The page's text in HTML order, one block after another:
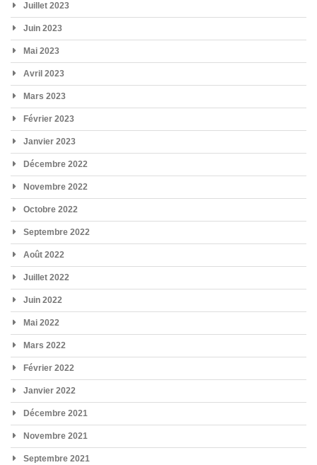
Juillet 2023
Juin 2023
Mai 2023
Avril 2023
Mars 2023
Février 2023
Janvier 2023
Décembre 2022
Novembre 2022
Octobre 2022
Septembre 2022
Août 2022
Juillet 2022
Juin 2022
Mai 2022
Mars 2022
Février 2022
Janvier 2022
Décembre 2021
Novembre 2021
Septembre 2021